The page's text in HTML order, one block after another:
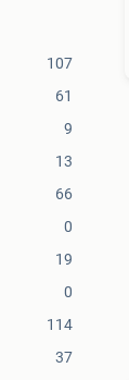
107
61
9
13
66
0
19
0
114
37